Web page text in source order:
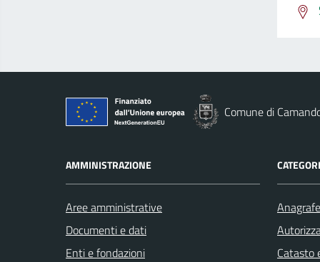
Comune di
AMMINISTRAZIONE
Aree amministrative
Documenti e dati
Enti e fondazioni
Catasto